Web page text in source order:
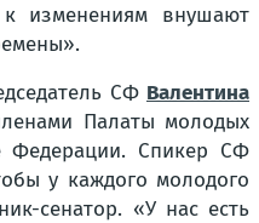
к изменениям внушают
СФ Валентина
Палаты молодых
Федерации. Спикер СФ
у каждого молодого
сенатор. «У нас есть